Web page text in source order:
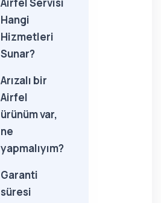
Hangi
Hizmetleri
Sunar?
Arızalı bir
Airfel
ürünüm var,
ne
yapmalıyım?
Garanti
süresi